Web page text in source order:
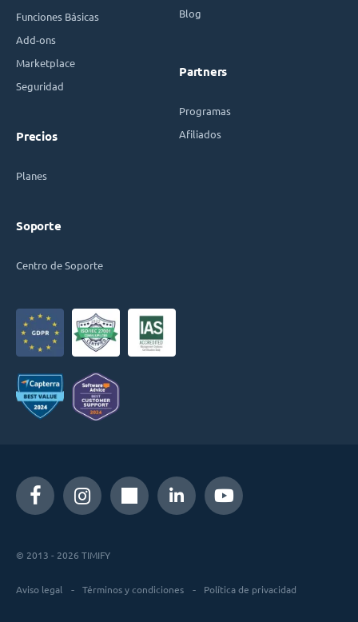
Funciones Básicas
Add-ons
Marketplace
Seguridad
Precios
Planes
Soporte
Centro de Soporte
Blog
Partners
Programas
Afiliados
© 2013 - 2026 TIMIFY
Aviso legal Términos y condiciones Política de privacidad